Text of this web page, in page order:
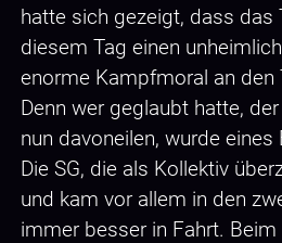
hatte sich gezeigt, dass das
diesem Tag einen
enorme Kampfmoral an den
Denn wer geglaubt hatte,
nun davoneilen, wurde eines
Die SG, die als Kollektiv
und kam vor allem in den
immer besser in Fahrt.